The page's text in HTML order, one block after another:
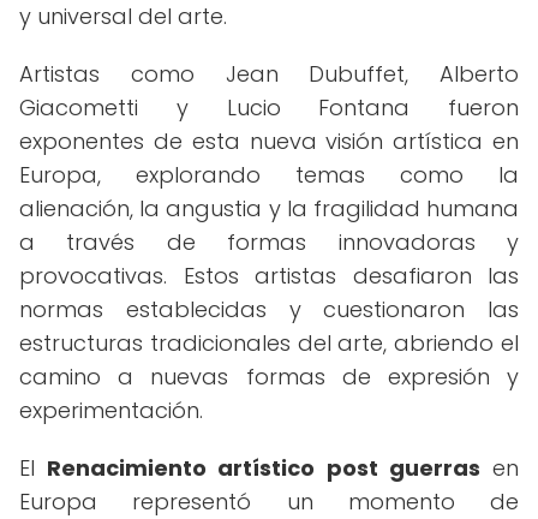
y universal del arte.
Artistas como Jean Dubuffet, Alberto
Giacometti y Lucio Fontana fueron
exponentes de esta nueva visión artística en
Europa, explorando temas como la
alienación, la angustia y la fragilidad humana
a través de formas innovadoras y
provocativas. Estos artistas desafiaron las
normas establecidas y cuestionaron las
estructuras tradicionales del arte, abriendo el
camino a nuevas formas de expresión y
experimentación.
El Renacimiento artístico post guerras en
Europa representó un momento de